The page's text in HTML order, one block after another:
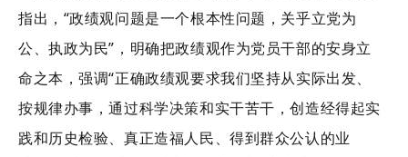
指出，“政绩观问题是一个根本性问题，关乎立党为
公、执政为民”，明确把政绩观作为党员干部的安身立
命之本，强调“正确政绩观要求我们坚持从实际出发、
按规律办事，通过科学决策和实干苦干，创造经得起实
践和历史检验、真正造福人民、得到群众公认的业